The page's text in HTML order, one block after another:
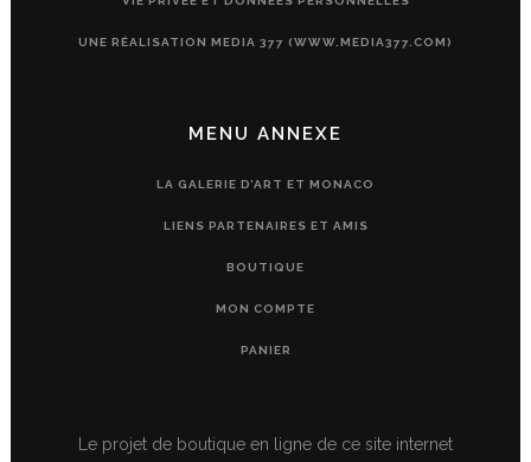
UNE RÉALISATION MEDIA 377 (WWW.MEDIA377.COM)
MENU ANNEXE
LA GALERIE D’ART ET MONACO
LIENS PARTENAIRES ET AMIS
BOUTIQUE
MON COMPTE
PANIER
Le projet de boutique en ligne de ce site internet